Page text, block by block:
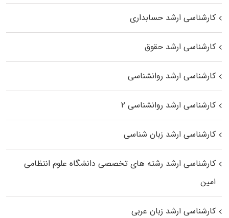
کارشناسی ارشد حسابداری
کارشناسی ارشد حقوق
کارشناسی ارشد روانشناسی
کارشناسی ارشد روانشناسی ۲
کارشناسی ارشد زبان شناسی
کارشناسی ارشد رﺷﺘﻪ ﻫﺎی تخصصی داﻧﺸﮕﺎه ﻋﻠﻮم انتظامی
اﻣﻴﻦ
کارشناسی ارشد زبان عربی